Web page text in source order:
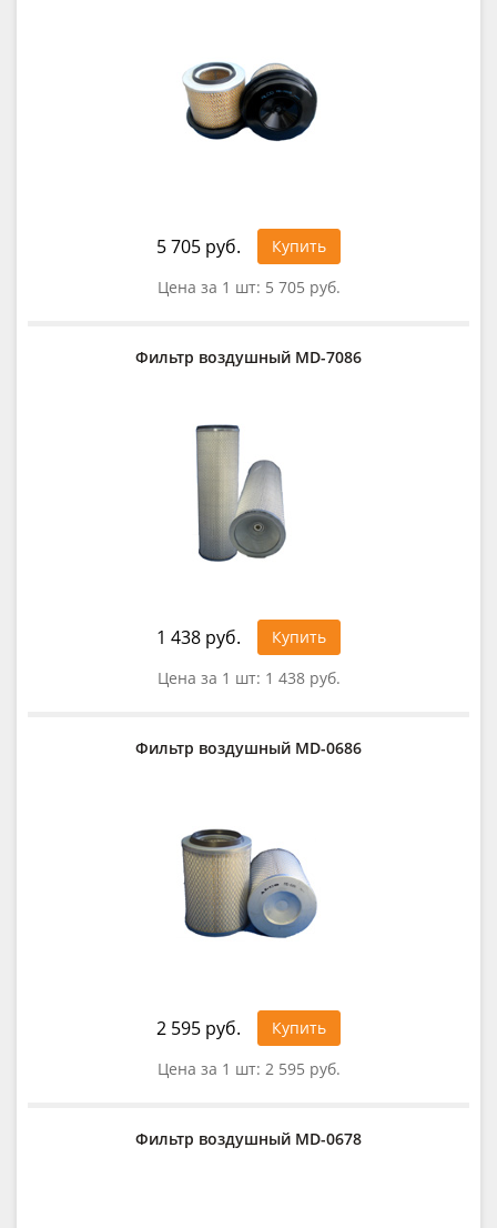
5 705 руб.
Купить
Цена за 1 шт: 5 705 руб.
Фильтр воздушный MD-7086
1 438 руб.
Купить
Цена за 1 шт: 1 438 руб.
Фильтр воздушный MD-0686
2 595 руб.
Купить
Цена за 1 шт: 2 595 руб.
Фильтр воздушный MD-0678